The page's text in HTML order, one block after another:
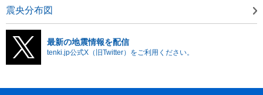
震央分布図
最新の地震情報を配信
tenki.jp公式X（旧Twitter）をご利用ください。